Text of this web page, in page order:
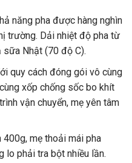
năng pha được hàng nghìn
trường. Dải nhiệt độ pha từ
Nhật (70 độ C).
quy cách đóng gói vô cùng
xốp chống sốc bo khít
vận chuyển, mẹ yên tâm
mẹ thoải mái pha
lo phải tra bột nhiều lần.